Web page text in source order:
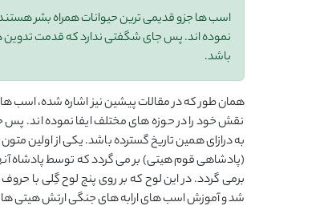
اسب ها جزو قدیمی ترین حیوانات همراه بشر
نموده اند. پس جای شگفتی ندارد که قدمت تدوین
باشد.
همان طور که در مقالات پیشین نیز اشاره شده، اسب
نقش خود را در حوزه های مختلف ایفا نموده اند.
به درازای همین تاریخ گسترده باشد. یکی از اولین
شد و آموزش اسب های ارابه های جنگی ارتش هیتی ها